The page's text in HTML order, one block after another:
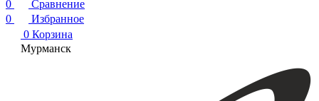
0
Сравнение
0
Избранное
0 Корзина
Мурманск